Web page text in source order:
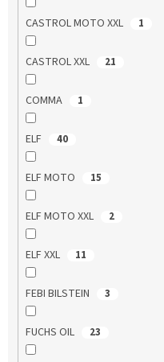
CASTROL MOTO XXL 1
CASTROL XXL 21
COMMA 1
ELF 40
ELF MOTO 15
ELF MOTO XXL 2
ELF XXL 11
FEBI BILSTEIN 3
FUCHS OIL 23